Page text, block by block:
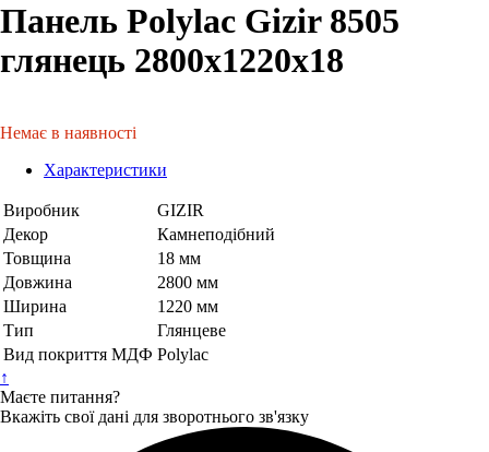
Панель Polylac Gizir 8505
глянець 2800х1220х18
Немає в наявності
Характеристики
Виробник
GIZIR
Декор
Камнеподібний
Товщина
18 мм
Довжина
2800 мм
Ширина
1220 мм
Тип
Глянцеве
Вид покриття МДФ Polylac
↑
Маєте питання?
Вкажіть свої дані для зворотнього зв'язку